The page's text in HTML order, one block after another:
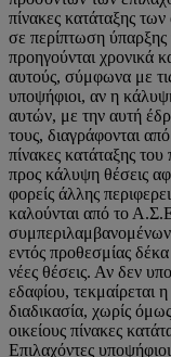
πίνακες κατάταξης
σε περίπτωση
προηγούνται χρονικά
αυτούς, σύμφωνα με
υποψήφιοι, αν η
αυτών, με την αυτή
τους, διαγράφονται
πίνακες κατάταξης
προς κάλυψη θέσεις
φορείς άλλης
καλούνται από το
εντός προθεσμίας
νέες θέσεις. Αν δεν
εδαφίου, τεκμαίρεται
διαδικασία, χωρίς
οικείους πίνακες
Επιλαχόντες